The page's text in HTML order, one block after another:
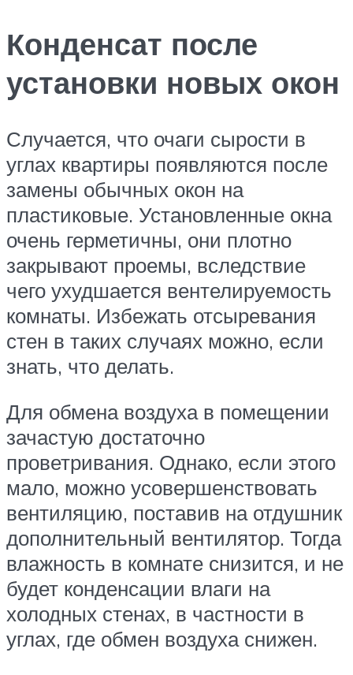
Конденсат после
установки новых окон
Случается, что очаги сырости в
углах квартиры появляются после
замены обычных окон на
пластиковые. Установленные окна
очень герметичны, они плотно
закрывают проемы, вследствие
чего ухудшается вентелируемость
комнаты. Избежать отсыревания
стен в таких случаях можно, если
знать, что делать.
Для обмена воздуха в помещении
зачастую достаточно
проветривания. Однако, если этого
мало, можно усовершенствовать
вентиляцию, поставив на отдушник
дополнительный вентилятор. Тогда
влажность в комнате снизится, и не
будет конденсации влаги на
холодных стенах, в частности в
углах, где обмен воздуха снижен.